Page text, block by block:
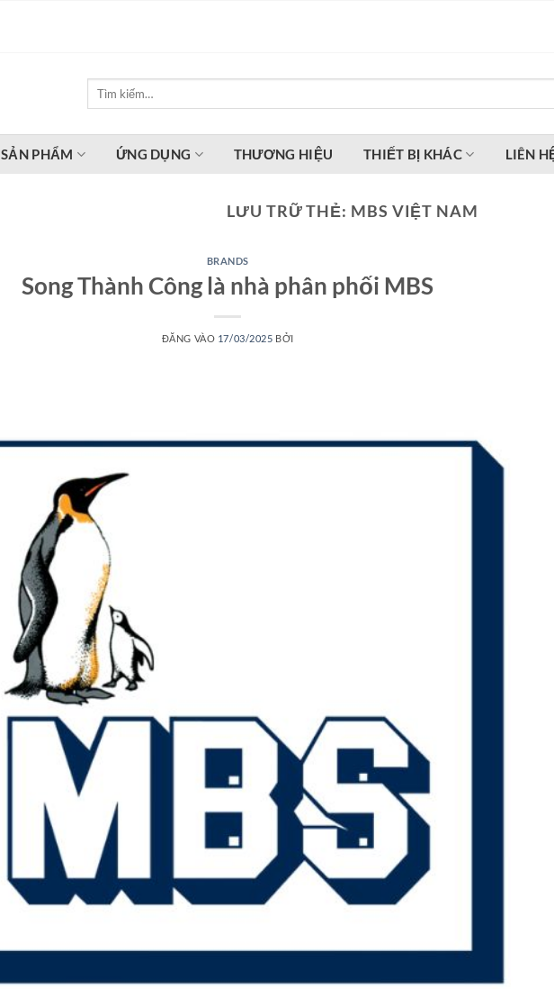
SẢN PHẨM ỨNG DỤNG THƯƠNG HIỆU THIẾT BỊ KHÁC LIÊN
LƯU TRỮ THẺ: MBS VIỆT NAM
BRANDS
Song Thành Công là nhà phân phối MBS
ĐĂNG VÀO 17/03/2025 BỞI